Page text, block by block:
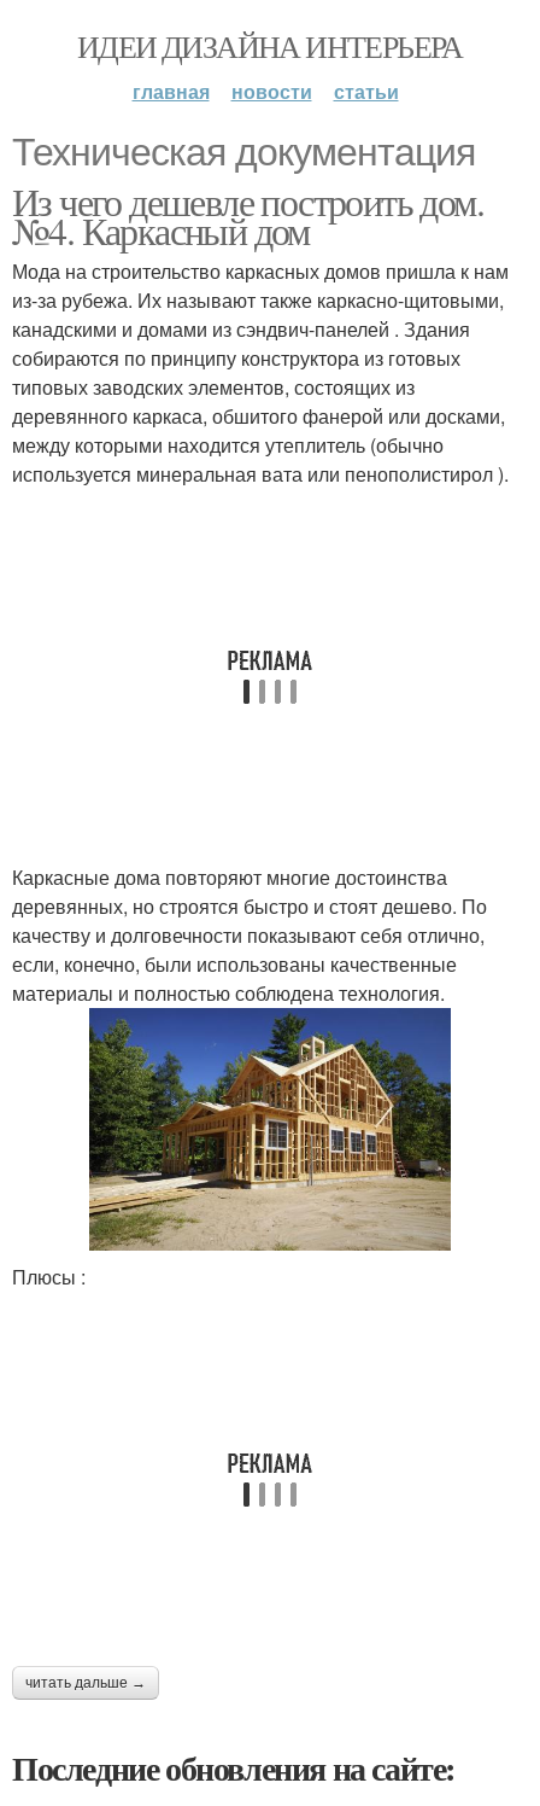
ИДЕИ ДИЗАЙНА ИНТЕРЬЕРА
главная новости статьи
Техническая документация
Из чего дешевле построить дом.
№4. Каркасный дом
Мода на строительство каркасных домов пришла к нам
из-за рубежа. Их называют также каркасно-щитовыми,
канадскими и домами из сэндвич-панелей . Здания
собираются по принципу конструктора из готовых
типовых заводских элементов, состоящих из
деревянного каркаса, обшитого фанерой или досками,
между которыми находится утеплитель (обычно
используется минеральная вата или пенополистирол ).
Каркасные дома повторяют многие достоинства
деревянных, но строятся быстро и стоят дешево. По
качеству и долговечности показывают себя отлично,
если, конечно, были использованы качественные
материалы и полностью соблюдена технология.
Плюсы :
читать дальше →
Последние обновления на сайте: